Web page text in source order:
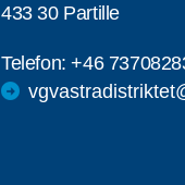
433 30 Partille
Telefon:+46